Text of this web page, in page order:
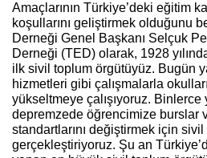
Amaçlarının Türkiye’deki eğitim
koşullarını geliştirmek olduğunu
Derneği Genel Başkanı Selçuk
Derneği (TED) olarak, 1928
ilk sivil toplum örgütüyüz. Bugün
hizmetleri gibi çalışmalarla
yükseltmeye çalışıyoruz.
depremzede öğrencimize burslar
standartlarını değiştirmek için sivil
gerçekleştiriyoruz. Şu an